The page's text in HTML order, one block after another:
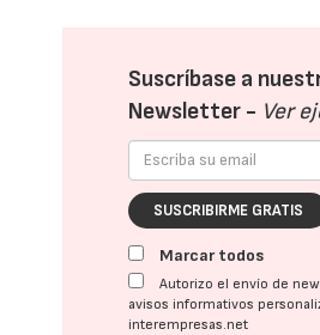
Suscríbase a
Newsletter - Ver
SUSCRIBIRME GRATIS
Marcar todos
Autorizo el envío de
avisos informativos
interempresas.net